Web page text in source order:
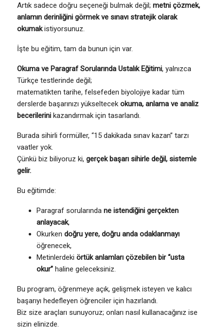
Artık sadece doğru seçeneği bulmak değil; metni çözmek,
anlamın derinliğini görmek ve sınavı stratejik olarak
okumakistiyorsunuz.
İşte bu eğitim, tam da bunun için var.
Okuma ve Paragraf Sorularında Ustalık Eğitimi, yalnızca
Türkçe testlerinde değil;
matematikten tarihe, felsefeden biyolojiye kadar tüm
derslerde başarınızı yükseltecek okuma, anlama ve analiz
becerilerini kazandırmak için tasarlandı.
Burada sihirli formüller, “15 dakikada sınav kazan” tarzı
vaatler yok.
Çünkü biz biliyoruz ki, gerçek başarı sihirle değil, sistemle
gelir.
Bu eğitimde:
Paragraf sorularında ne istendiğini gerçekten
anlayacak,
Okurken doğru yere, doğru anda odaklanmayı
öğrenecek,
Metinlerdeki örtük anlamları çözebilen bir “usta
okur” haline geleceksiniz.
Bu program, öğrenmeye açık, gelişmek isteyen ve kalıcı
başarıyı hedefleyen öğrenciler için hazırlandı.
Biz size araçları sunuyoruz; onları nasıl kullanacağınız ise
sizin elinizde.